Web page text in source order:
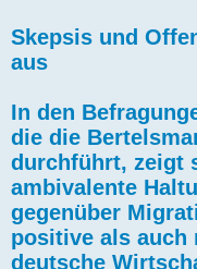
Skepsis und
aus
In den
die die
durchführt, zeigt
ambivalente
gegenüber
positive als auch
deutsche